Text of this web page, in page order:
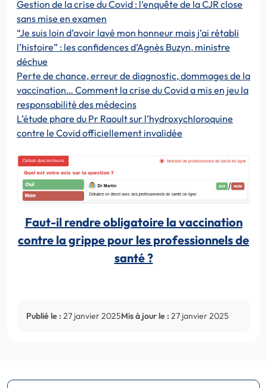
Gestion de la crise du Covid : l’enquête de la CJR close
sans mise en examen
“Je suis loin d’avoir lavé mon honneur mais j’ai rétabli
l’histoire” : les confidences d’Agnès Buzyn, ministre
déchue
Perte de chance, erreur de diagnostic, dommages de la
vaccination… Comment la crise du Covid a mis en jeu la
responsabilité des médecins
L’étude phare du Pr Raoult sur l’hydroxychloroquine
contre le Covid officiellement invalidée
Faut-il rendre obligatoire la vaccination
contre la grippe pour les professionnels de
santé ?
Publié le : 27 janvier 2025Mis à jour le : 27 janvier 2025